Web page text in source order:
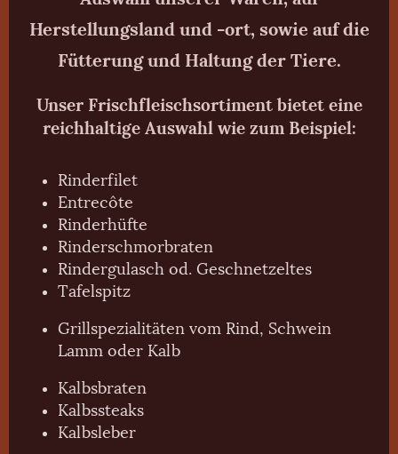
Herstellungsland und -ort, sowie auf die
Fütterung und Haltung der Tiere.
Unser Frischfleischsortiment bietet eine
reichhaltige Auswahl wie zum Beispiel:
Rinderfilet
Entrecôte
Rinderhüfte
Rinderschmorbraten
Rindergulasch od. Geschnetzeltes
Tafelspitz
Grillspezialitäten vom Rind, Schwein
Lamm oder Kalb
Kalbsbraten
Kalbssteaks
Kalbsleber